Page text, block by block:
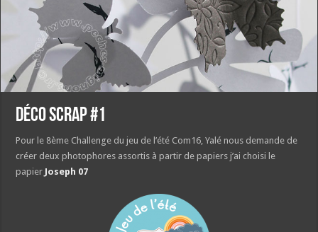
Déco scrap #1
Pour le 8ème Challenge du jeu de l’été Com16, Yalé nous demande de
créer deux photophores assortis à partir de papiers j’ai choisi le
papier Joseph 07